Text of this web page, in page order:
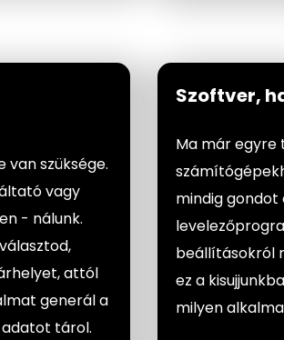
szüksége.
vagy
- nálunk.
attól
generál a
tárol.
Szoftver,
Ma már
mindig
beállításokról
ez a
milyen